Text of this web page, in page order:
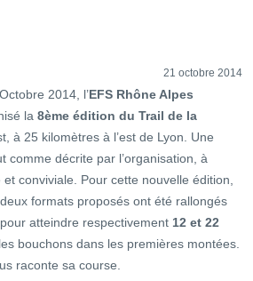
21 octobre 2014
2014, l’EFS Rhône Alpes
la 8ème édition du Trail de la
à 25 kilomètres à l’est de Lyon. Une
comme décrite par l’organisation, à
conviviale. Pour cette nouvelle édition,
formats proposés ont été rallongés
atteindre respectivement 12 et 22
bouchons dans les premières montées.
raconte sa course.